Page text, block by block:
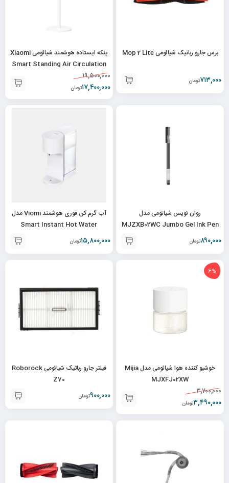
برس جارو رباتیک شیائومی Mop 2 Lite
۷۱۳,۰۰۰تومان
پنکه ایستاده هوشمند شیائومی Xiaomi
Smart Standing Air Circulation
Fan BPLDS11DM۱۹,۵۰۰,۰۰۰
۱۷,۴۰۰,۰۰۰تومان
روان نویس شیائومی مدل
MJZXB02WC Jumbo Gel Ink Pen
۸۹۰,۰۰۰تومان
آب گرم کن فوری هوشمند Viomi مدل
Smart Instant Hot Water
Dispenser 1A 4L۱۵,۸۰۰,۰۰۰تومان
6%
خوشبو کننده هوا شیائومی مدل Mijia
MJXFJ02XW
۳,۷۰۰,۰۰۰
۳,۴۹۰,۰۰۰تومان
فیلتر جارو رباتیک شیائومی Roborock
Z70
۹۰۰,۰۰۰تومان